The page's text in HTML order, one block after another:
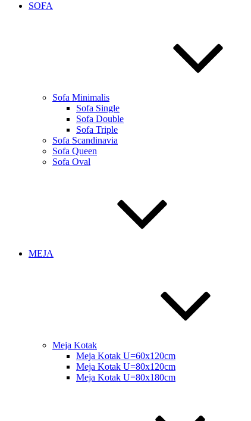
SOFA
Sofa Minimalis
Sofa Single
Sofa Double
Sofa Triple
Sofa Scandinavia
Sofa Queen
Sofa Oval
MEJA
Meja Kotak
Meja Kotak U=60x120cm
Meja Kotak U=80x120cm
Meja Kotak U=80x180cm